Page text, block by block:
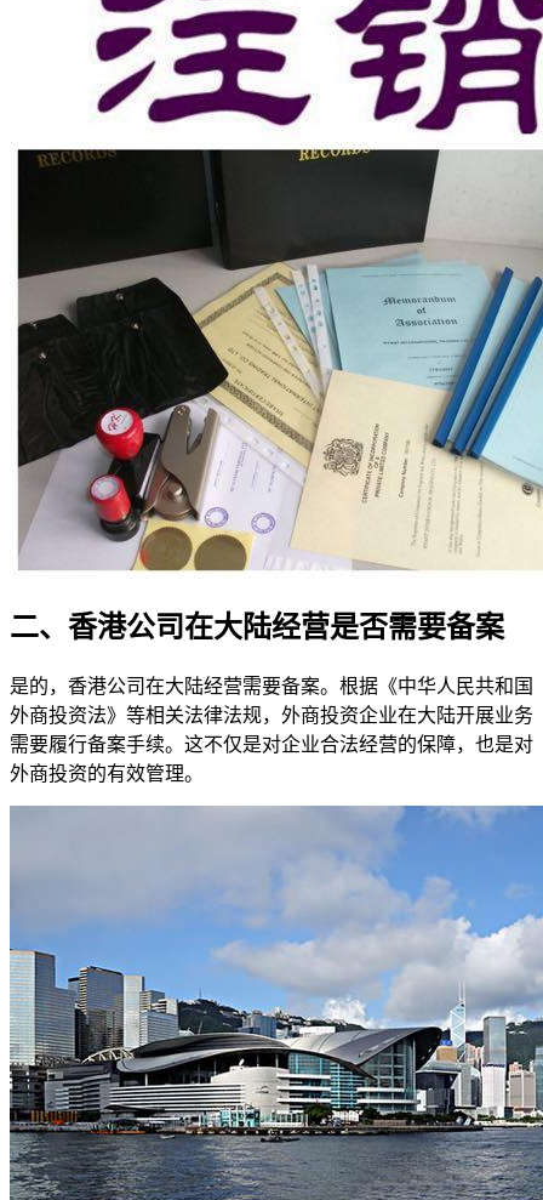
二、香港公司在大陆经营是否需要备案
是的，香港公司在大陆经营需要备案。根据《中华人民共和国
外商投资法》等相关法律法规，外商投资企业在大陆开展业务
需要履行备案手续。这不仅是对企业合法经营的保障，也是对
外商投资的有效管理。